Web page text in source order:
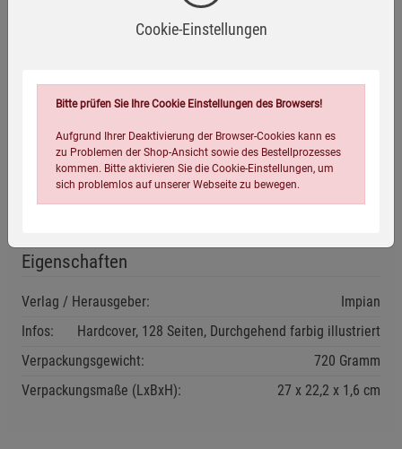
Mythen eingewoben sind, lässt dieses einzigartige
Sachhausbuch die Zeit der Kelten wieder lebendig werden.
dabei federfein Welt und Leben der Kelten - Kennerin Birgit
Fricke hat informativ-kurzweilige Texte geschrieben ... eine
kostbare Entdeckung!« Eltern family
Eigenschaften
Verlag / Herausgeber:
Impian
Infos:
Hardcover, 128 Seiten, Durchgehend farbig illustriert
Verpackungsgewicht:
720 Gramm
Verpackungsmaße (LxBxH):
27 22,2 1,6 cm
Cookie-Einstellungen
Bitte prüfen Sie Ihre Cookie Einstellungen des Browsers!
Aufgrund Ihrer Deaktivierung der Browser-Cookies kann es
zu Problemen der Shop-Ansicht sowie des Bestellprozesses
kommen. Bitte aktivieren Sie die Cookie-Einstellungen, um
sich problemlos auf unserer Webseite zu bewegen.
Zurück Einstellungen speichern für die Gruppe
Einwilligung nicht erteilen